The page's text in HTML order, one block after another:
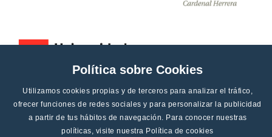
Política sobre Cookies
Utilizamos cookies propias y de terceros para analizar el tráfico,
ofrecer funciones de redes sociales y para personalizar la publicidad
a partir de tus hábitos de navegación. Para conocer nuestras
políticas, visite nuestra Política de cookies